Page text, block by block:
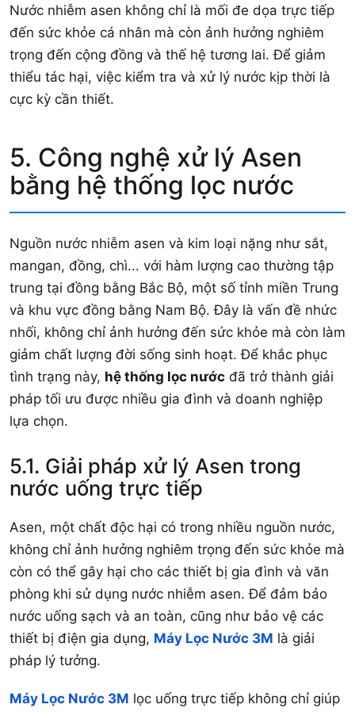
Nước nhiễm asen không chỉ là mối đe dọa trực tiếp
đến sức khỏe cá nhân mà còn ảnh hưởng nghiêm
trọng đến cộng đồng và thế hệ tương lai. Để giảm
thiểu tác hại, việc kiểm tra và xử lý nước kịp thời là
cực kỳ cần thiết.
5. Công nghệ xử lý Asen
bằng hệ thống lọc nước
Nguồn nước nhiễm asen và kim loại nặng như sắt,
mangan, đồng, chì... với hàm lượng cao thường tập
trung tại đồng bằng Bắc Bộ, một số tỉnh miền Trung
và khu vực đồng bằng Nam Bộ. Đây là vấn đề nhức
nhối, không chỉ ảnh hưởng đến sức khỏe mà còn làm
giảm chất lượng đời sống sinh hoạt. Để khắc phục
tình trạng này, hệ thống lọc nước đã trở thành giải
pháp tối ưu được nhiều gia đình và doanh nghiệp
lựa chọn.
5.1. Giải pháp xử lý Asen trong
nước uống trực tiếp
Asen, một chất độc hại có trong nhiều nguồn nước,
không chỉ ảnh hưởng nghiêm trọng đến sức khỏe mà
còn có thể gây hại cho các thiết bị gia đình và văn
phòng khi sử dụng nước nhiễm asen. Để đảm bảo
nước uống sạch và an toàn, cũng như bảo vệ các
thiết bị điện gia dụng, Máy Lọc Nước 3M là giải
pháp lý tưởng.
Máy Lọc Nước 3M lọc uống trực tiếp không chỉ giúp